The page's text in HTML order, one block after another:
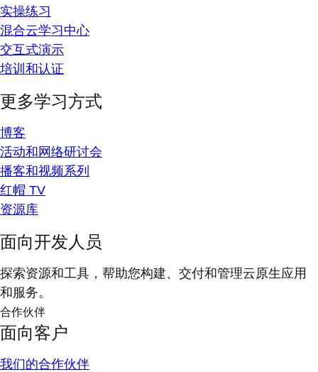
实操练习
混合云学习中心
交互式演示
培训和认证
更多学习方式
博客
活动和网络研讨会
播客和视频系列
红帽 TV
资源库
面向开发人员
探索资源和工具，帮助您构建、交付和管理云原生应用
和服务。
合作伙伴
面向客户
我们的合作伙伴